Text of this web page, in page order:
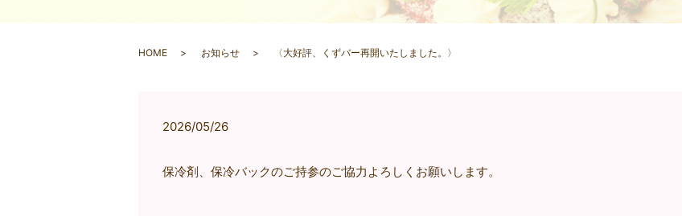
HOME お知らせ 〈大好評、くずバー再開いたしました。〉
2026/05/26
保冷剤、保冷バックのご持参のご協力よろしくお願いします。